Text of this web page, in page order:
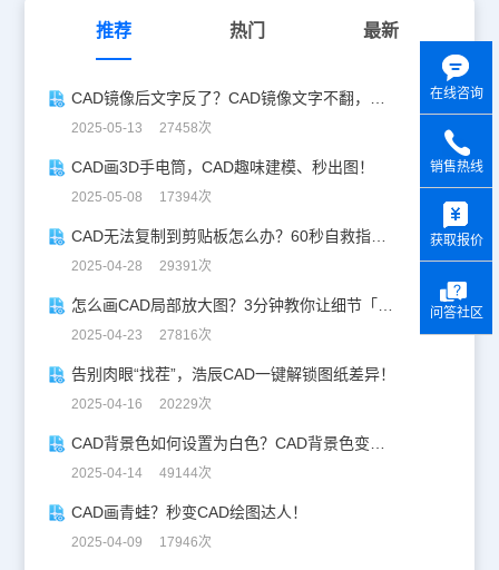
推荐 热门 最新
2025-05-13 27458次
CAD画3D手电筒，CAD趣味建模、秒出图！
2025-05-08 17394次
CAD无法复制到剪贴板怎么办？60秒自救指南！
2025-04-28 29391次
2025-04-23 27816次
告别肉眼“找茬”，浩辰CAD一键解锁图纸差异！
2025-04-16 20229次
2025-04-14 49144次
CAD画青蛙？秒变CAD绘图达人！
2025-04-09 17946次
在线咨询
销售热线
获取报价
问答社区